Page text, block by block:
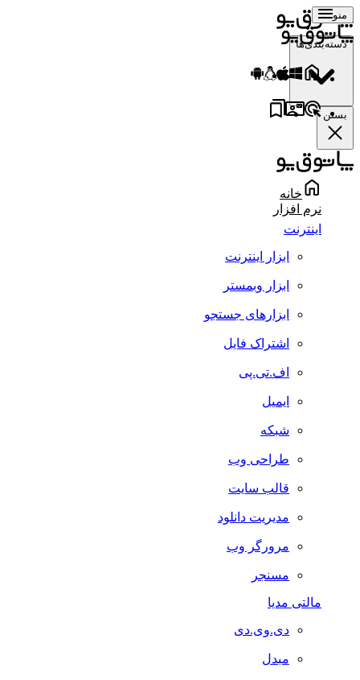
منو
دسته‌بندی‌ها
بستن
خانه
نرم افزار
اینترنت
ابزار اینترنت
ابزار وبمستر
ابزارهای جستجو
اشتراک فایل
اف.تی.پی
ایمیل
شبکه
طراحی وب
قالب سایت
مدیریت دانلود
مرورگر وب
مسنجر
مالتی مدیا
دی.وی.دی
مبدل